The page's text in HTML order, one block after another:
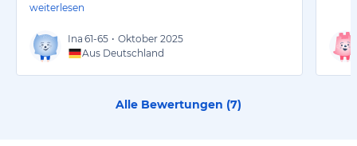
weiterlesen
Ina 61-65 • Oktober 2025
Aus Deutschland
Alle Bewertungen (7)